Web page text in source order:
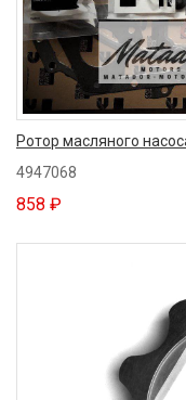
Ротор масляного
4947068
858 ₽